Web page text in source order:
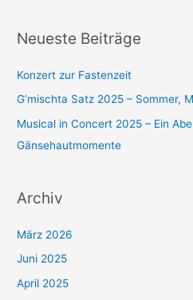
e
n
Neueste Beiträge
Konzert zur Fastenzeit
G’mischta Satz 2025 – Sommer,
Musical in Concert 2025 – Ein
Gänsehautmomente
Archiv
März 2026
Juni 2025
April 2025